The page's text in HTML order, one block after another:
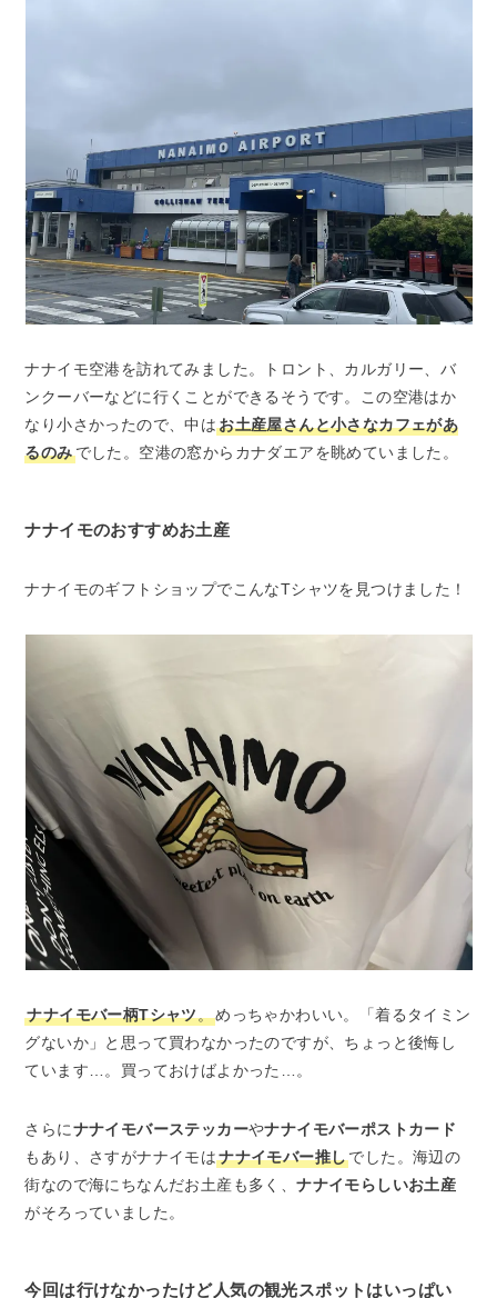
ナナイモ空港を訪れてみました。トロント、カルガリー、バ
ンクーバーなどに行くことができるそうです。この空港はか
なり小さかったので、中はお土産屋さんと小さなカフェがあ
るのみでした。空港の窓からカナダエアを眺めていました。
ナナイモのおすすめお土産
ナナイモのギフトショップでこんなTシャツを見つけました！
ナナイモバー柄Tシャツ。めっちゃかわいい。「着るタイミン
グないか」と思って買わなかったのですが、ちょっと後悔し
ています…。買っておけばよかった…。
さらにナナイモバーステッカーやナナイモバーポストカード
もあり、さすがナナイモはナナイモバー推しでした。海辺の
街なので海にちなんだお土産も多く、ナナイモらしいお土産
がそろっていました。
今回は行けなかったけど人気の観光スポットはいっぱい